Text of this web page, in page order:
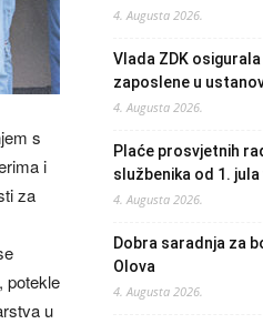
s
i
za
potekle
u
4. Augusta 2026.
Vlada ZDK
zaposlene u
4. Augusta 2026.
Plaće prosvjetnih
službenika od 1.
4. Augusta 2026.
Dobra saradnja za
Olova
4. Augusta 2026.